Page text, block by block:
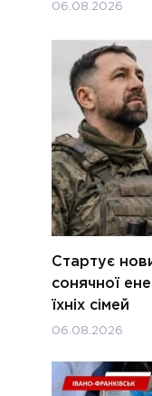
06.08.2026
Стартує
сонячної
їхніх сімей
06.08.2026